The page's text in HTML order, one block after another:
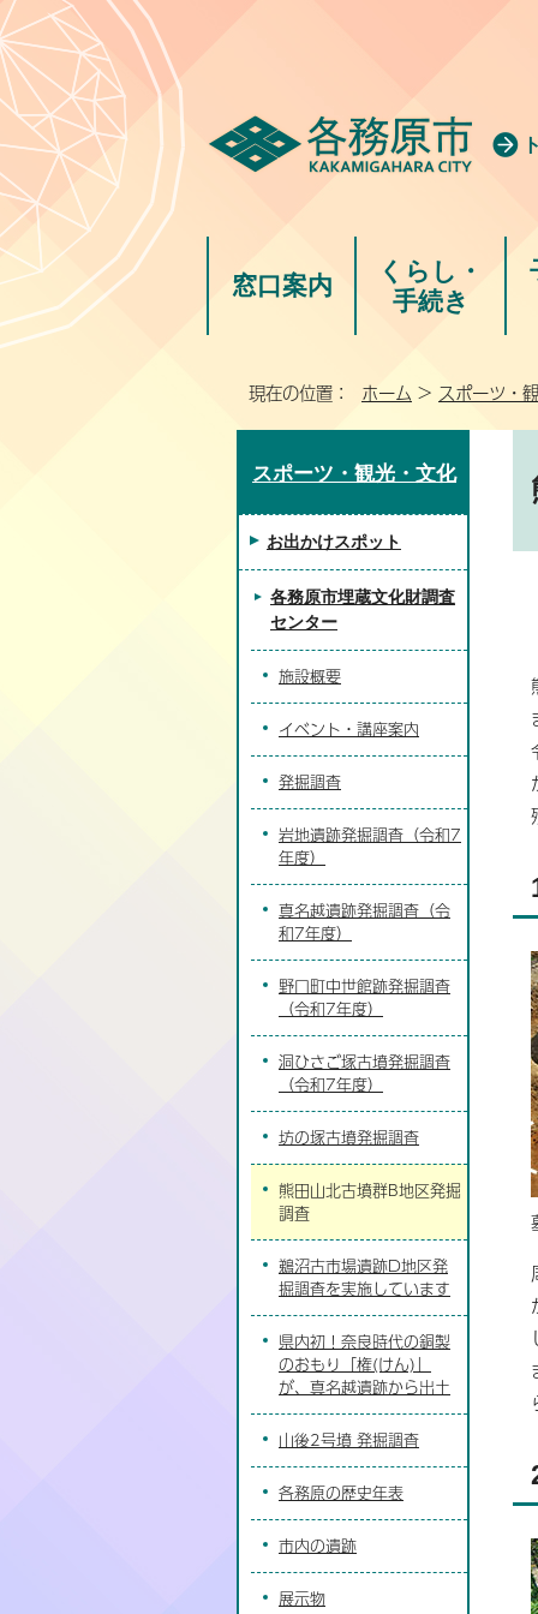
窓口案内
くらし・
手続き
現在の位置： ホーム > スポーツ・
スポーツ・観光・文化
お出かけスポット
各務原市埋蔵文化財調査
センター
施設概要
イベント・講座案内
発掘調査
岩地遺跡発掘調査（令和7
年度）
真名越遺跡発掘調査（令
和7年度）
野口町中世館跡発掘調査
（令和7年度）
洞ひさご塚古墳発掘調査
（令和7年度）
坊の塚古墳発掘調査
熊田山北古墳群B地区発掘
調査
鵜沼古市場遺跡D地区発
掘調査を実施しています
県内初！奈良時代の銅製
のおもり「権(けん)」
が、真名越遺跡から出土
山後2号墳 発掘調査
各務原の歴史年表
市内の遺跡
展示物